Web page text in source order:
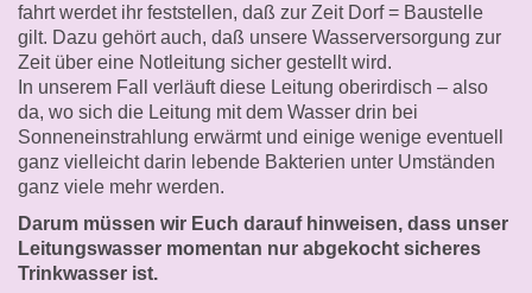
fahrt werdet ihr feststellen, daß zur Zeit Dorf = Baustelle
gilt. Dazu gehört auch, daß unsere Wasserversorgung zur
Zeit über eine Notleitung sicher gestellt wird.
In unserem Fall verläuft diese Leitung oberirdisch – also
da, wo sich die Leitung mit dem Wasser drin bei
Sonneneinstrahlung erwärmt und einige wenige eventuell
ganz vielleicht darin lebende Bakterien unter Umständen
ganz viele mehr werden.
Darum müssen wir Euch darauf hinweisen, dass unser
Leitungswasser momentan nur abgekocht sicheres
Trinkwasser ist.